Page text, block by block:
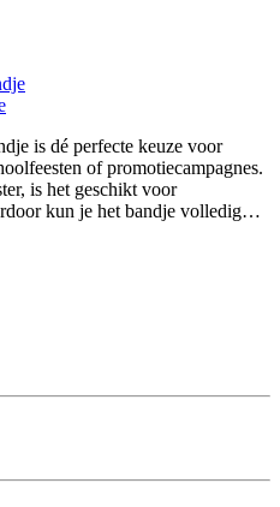
is dé perfecte keuze voor
of promotiecampagnes.
is het geschikt voor
kun je het bandje volledig…